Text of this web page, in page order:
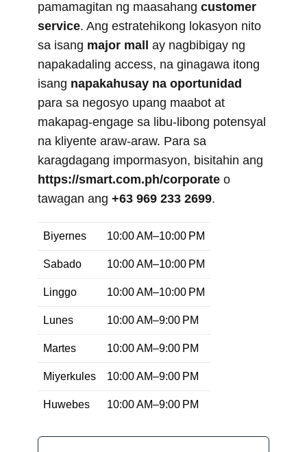
pamamagitan ng maasahang customer
service. Ang estratehikong lokasyon nito
sa isang major mall ay nagbibigay ng
napakadaling access, na ginagawa itong
isang napakahusay na oportunidad
para sa negosyo upang maabot at
makapag-engage sa libu-libong potensyal
na kliyente araw-araw. Para sa
karagdagang impormasyon, bisitahin ang
https://smart.com.ph/corporate o
tawagan ang +63 969 233 2699.
Biyernes 10:00 AM–10:00 PM
Sabado 10:00 AM–10:00 PM
Linggo 10:00 AM–10:00 PM
Lunes 10:00 AM–9:00 PM
Martes 10:00 AM–9:00 PM
Miyerkules 10:00 AM–9:00 PM
Huwebes 10:00 AM–9:00 PM